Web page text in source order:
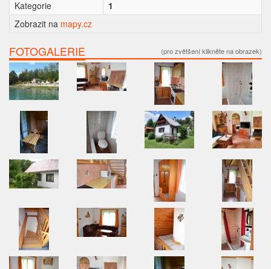
Kategorie
1
Zobrazit na mapy.cz
FOTOGALERIE (pro zvětšení klikněte na obrazek)